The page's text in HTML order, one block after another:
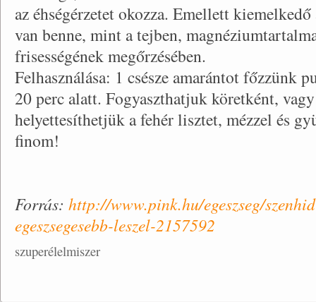
az éhségérzetet okozza. Emellett
van benne, mint a tejben,
frisességének megőrzésében.
Felhasználása: 1 csésze amarántot főzzünk
20 perc alatt. Fogyaszthatjuk köretként,
helyettesíthetjük a fehér lisztet, mézzel és
finom!
Forrás: http://www.pink.hu/egeszseg/
egeszsegesebb-leszel-2157592
szuperélelmiszer